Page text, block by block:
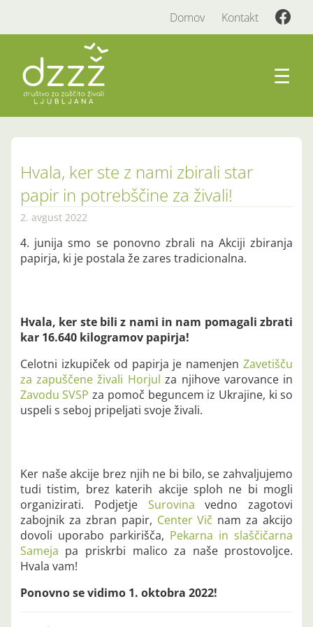
Domov Kontakt
☰
Hvala, ker ste z nami zbirali star
papir in potrebščine za živali!
2. avgust 2022
4. junija smo se ponovno zbrali na Akciji zbiranja
papirja, ki je postala že zares tradicionalna.
Hvala, ker ste bili z nami in nam pomagali zbrati
kar 16.640 kilogramov papirja!
Celotni izkupiček od papirja je namenjenZavetišču
za zapuščene živali Horjul za njihove varovance in
Zavodu SVSP za pomoč beguncem iz Ukrajine, ki so
uspeli s seboj pripeljati svoje živali.
Ker naše akcije brez njih ne bi bilo, se zahvaljujemo
tudi tistim, brez katerih akcije sploh ne bi mogli
organizirati. Podjetje Surovina vedno zagotovi
zabojnik za zbran papir, Center Vič nam za akcijo
dovoli uporabo parkirišča, Pekarna in slaščičarna
Sameja pa priskrbi malico za naše prostovoljce.
Hvala vam!
Ponovno se vidimo 1. oktobra 2022!